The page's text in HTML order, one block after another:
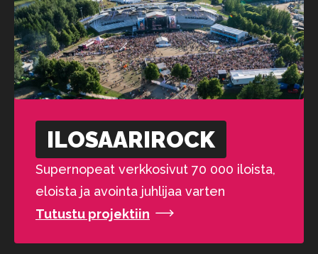
ILOSAARI­ROCK
Supernopeat verkkosivut 70 000 iloista,
eloista ja avointa juhlijaa varten
Tutustu projektiin